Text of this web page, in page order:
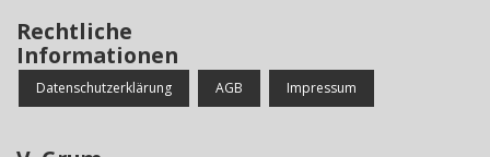
Rechtliche
Informationen
Datenschutzerklärung AGB Impressum